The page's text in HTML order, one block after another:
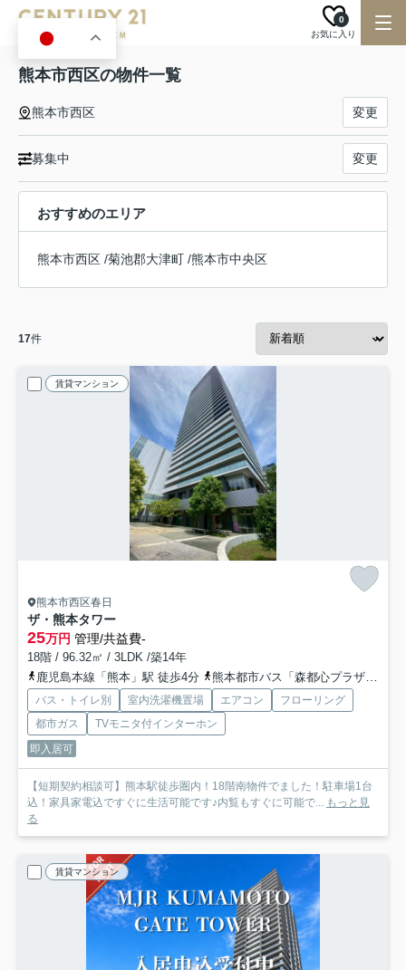
お気に入り
0
熊本市西区の物件一覧
熊本市西区 変更
募集中 変更
おすすめのエリア
熊本市西区 /菊池郡大津町 /熊本市中央区
17件
賃貸マンション
熊本市西区春日
ザ・熊本タワー
25万円 管理/共益費-
18階 / 96.32㎡ / 3LDK /築14年
鹿児島本線「熊本」駅 徒歩4分
熊本都市バス「森都心プラザ前」バス停下車 徒歩2分
バス・トイレ別 室内洗濯機置場 エアコン
フローリング
都市ガス
TVモニタ付インターホン
即入居可
【短期契約相談可】熊本駅徒歩圏内！18階南物件でました！駐車場1台
込！家具家電込ですぐに生活可能です♪内覧もすぐに可能で... もっと見
る
賃貸マンション